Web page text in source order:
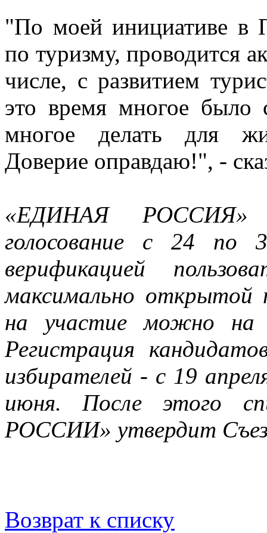
"По моей инициативе в
по туризму, проводится
числе, с развитием
это время многое было
многое делать для
Доверие оправдаю!", -
«ЕДИНАЯ РОССИЯ»
голосование с 24 по
верификацией
максимально открытой
на участие можно на
Регистрация
избирателей - с 19
июня. После этого
РОССИИ» утвердит
Возврат к списку